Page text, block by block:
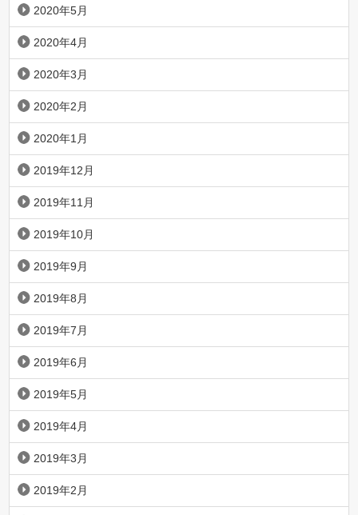
2020年5月
2020年4月
2020年3月
2020年2月
2020年1月
2019年12月
2019年11月
2019年10月
2019年9月
2019年8月
2019年7月
2019年6月
2019年5月
2019年4月
2019年3月
2019年2月